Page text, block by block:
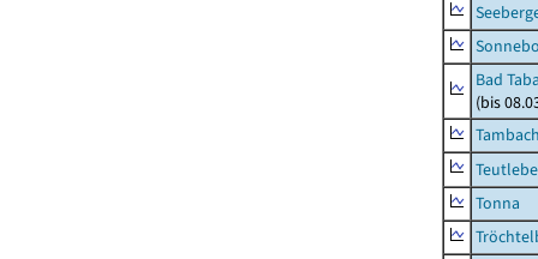
Bad
(bis
Tonna